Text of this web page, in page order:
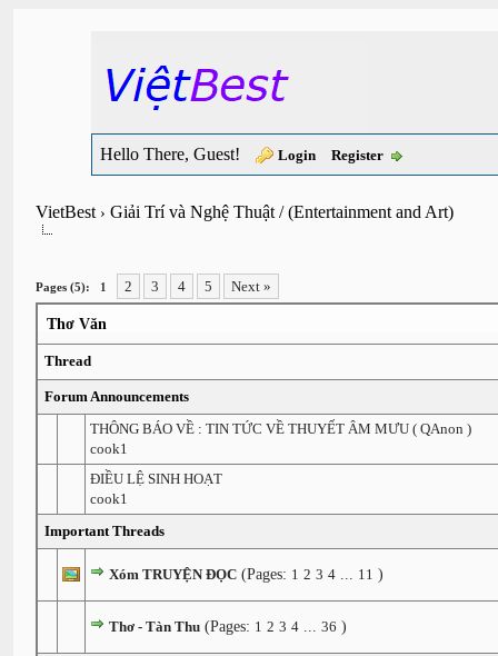
Hello There, Guest! Login Register
VietBest›Giải Trí và Nghệ Thuật / (Entertainment and Art)
Pages (5): 1 2 3 4 5 Next »
Thơ Văn
Thread
Forum Announcements
THÔNG BÁO VỀ : TIN TỨC VỀ THUYẾT ÂM MƯU ( QAnon )
cook1
ĐIỀU LỆ SINH HOẠT
cook1
Important Threads
Xóm TRUYỆN ĐỌC (Pages: 1 2 3 4 ... 11 )
Thơ - Tàn Thu (Pages: 1 2 3 4 ...36 )